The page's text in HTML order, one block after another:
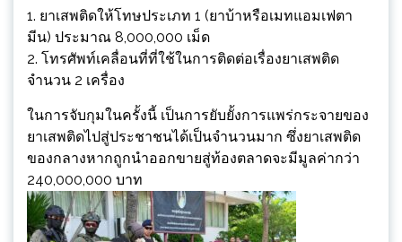
1. ยาเสพติดให้โทษประเภท 1 (ยาบ้าหรือเมทแอมเฟตา
มีน) ประมาณ 8,000,000 เม็ด
2. โทรศัพท์เคลื่อนที่ที่ใช้ในการติดต่อเรื่องยาเสพติด
จำนวน 2 เครื่อง
ในการจับกุมในครั้งนี้ เป็นการยับยั้งการแพร่กระจายของ
ยาเสพติดไปสู่ประชาชนได้เป็นจำนวนมาก ซึ่งยาเสพติด
ของกลางหากถูกนำออกขายสู่ท้องตลาดจะมีมูลค่ากว่า
240,000,000 บาท